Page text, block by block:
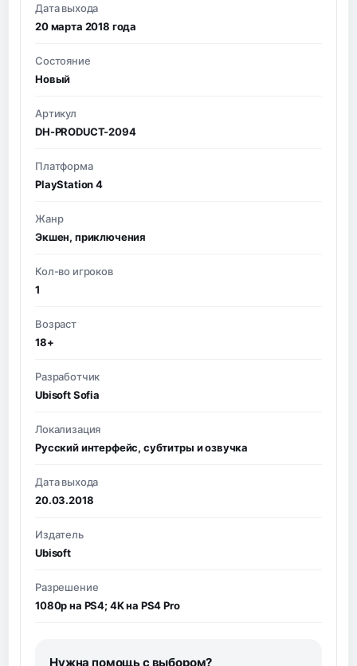
Дата выхода
20 марта 2018 года
Состояние
Новый
Артикул
DH-PRODUCT-2094
Платформа
PlayStation 4
Жанр
Экшен, приключения
Кол-во игроков
1
Возраст
18+
Разработчик
Ubisoft Sofia
Локализация
Русский интерфейс, субтитры и озвучка
Дата выхода
20.03.2018
Издатель
Ubisoft
Разрешение
1080p на PS4; 4K на PS4 Pro
Нужна помощь с выбором?